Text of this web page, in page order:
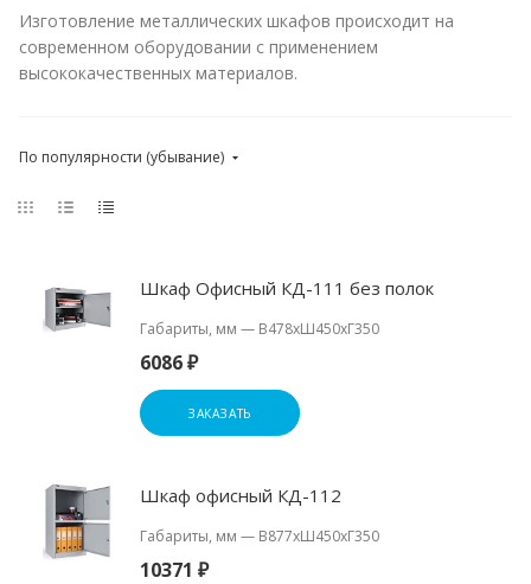
Изготовление металлических шкафов происходит на
современном оборудовании с применением
высококачественных материалов.
По популярности (убывание)
Шкаф Офисный КД-111 без полок
Габариты, мм — В478хШ450хГ350
6086 ₽
ЗАКАЗАТЬ
Шкаф офисный КД-112
Габариты, мм — В877хШ450хГ350
10371 ₽